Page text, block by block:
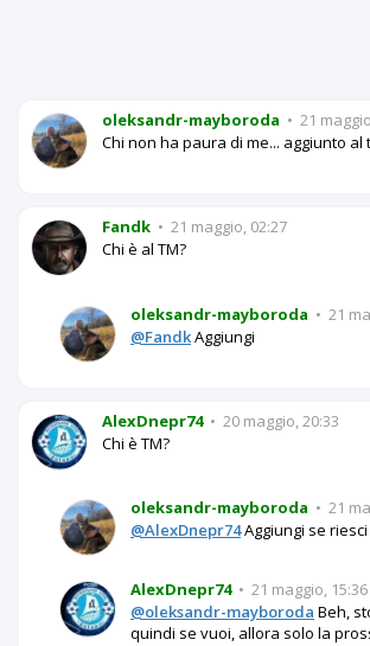
oleksandr-mayboroda • 21
Chi non ha paura di me... aggiunto al
Fandk • 21 maggio, 02:27
Chi è al TM?
oleksandr-mayboroda • 21
@FandkAggiungi
AlexDnepr74 • 20 maggio, 20:33
Chi è TM?
oleksandr-mayboroda • 21
@AlexDnepr74Aggiungi se riesci
AlexDnepr74 • 21 maggio, 15:36
@oleksandr-mayboroda Beh,
quindi se vuoi, allora solo la